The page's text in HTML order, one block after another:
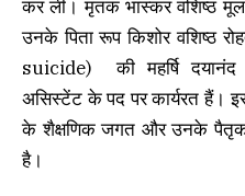
कर ली। मृतक भास्कर वशिष्ठ
उनके पिता रूप किशोर
suicide) की महर्षि दयानंद
असिस्टेंट के पद पर कार्यरत हैं।
के शैक्षणिक जगत और उनके पैतृक
है।